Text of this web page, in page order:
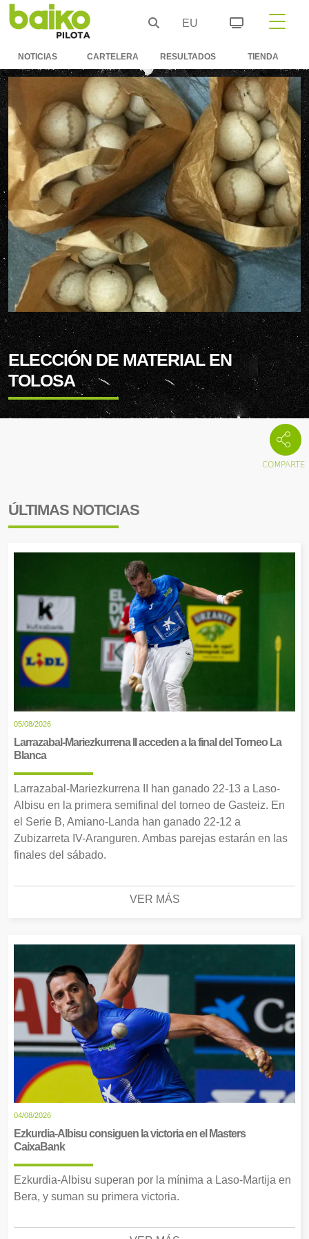
EU
NOTICIAS CARTELERA RESULTADOS TIENDA
ELECCIÓN DE MATERIAL EN
TOLOSA
ÚLTIMAS NOTICIAS
05/08/2026
Larrazabal-Mariezkurrena II acceden a la final del Torneo La
Blanca
Larrazabal-Mariezkurrena II han ganado 22-13 a Laso-
Albisu en la primera semifinal del torneo de Gasteiz. En
el Serie B, Amiano-Landa han ganado 22-12 a
Zubizarreta IV-Aranguren. Ambas parejas estarán en las
finales del sábado.
VER MÁS
04/08/2026
Ezkurdia-Albisu consiguen la victoria en el Masters
CaixaBank
Ezkurdia-Albisu superan por la mínima a Laso-Martija en
Bera, y suman su primera victoria.